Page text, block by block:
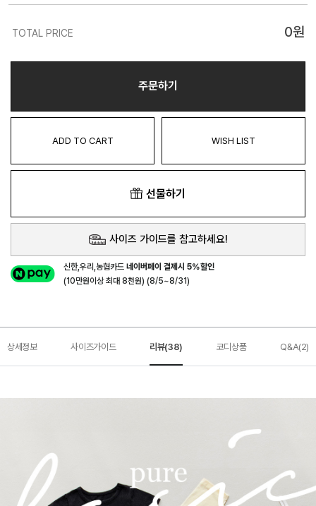
TOTAL PRICE 0원
주문하기
ADD TO CART WISH LIST
선물하기
사이즈 가이드를 참고하세요!
신한,우리,농협카드네이버페이 결제시 5%할인
(10만원이상 최대 8천원) (8/5~8/31)
상세정보 사이즈가이드 리뷰(38) 코디상품 Q&A(2)